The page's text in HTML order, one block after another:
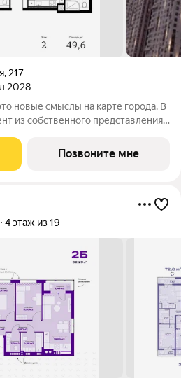
, 217
2028
новые смыслы на карте города. В
из собственного представления
многонациональность нашего
Позвоните мне
4 этаж из 19